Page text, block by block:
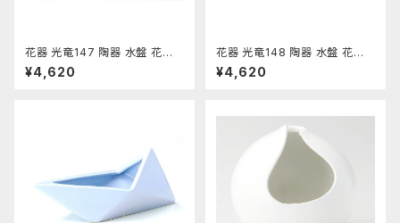
花器 光竜147 陶器 水盤 花瓶
コンポーネント フラワーベース
¥4,620
花器 光竜148 陶器 水盤 花瓶
コンポーネント フラワーベース
¥4,620